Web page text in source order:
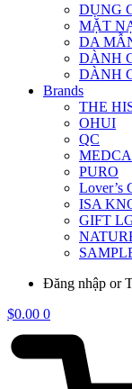
DỤNG
MẶT
DA
DÀNH
DÀNH
Brands
THE
OHUI
QC
PURO
Lover’s
ISA
GIFT
Đăng nhập or
$0.00 0